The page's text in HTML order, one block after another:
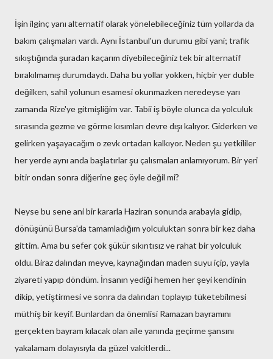
İşin ilginç yanı alternatif olarak yönelebileceğiniz tüm yollarda da
bakım çalışmaları vardı. Aynı İstanbul'un durumu gibi yani; trafik
sıkıştığında şuradan kaçarım diyebileceğiniz tek bir alternatif
bırakılmamış durumdaydı. Daha bu yollar yokken, hiçbir yer duble
değilken, sahil yolunun esamesi okunmazken neredeyse yarı
zamanda Rize'ye gitmişliğim var. Tabii iş böyle olunca da yolculuk
sırasında gezme ve görme kısımları devre dışı kalıyor. Giderken ve
gelirken yaşayacağım o zevk ortadan kalkıyor. Neden şu yetkililer
her yerde aynı anda başlatırlar şu çalısmaları anlamıyorum. Bir yeri
bitir ondan sonra diğerine geç öyle değil mi?
Neyse bu sene ani bir kararla Haziran sonunda arabayla gidip,
dönüşünü Bursa'da tamamladığım yolculuktan sonra bir kez daha
gittim. Ama bu sefer çok şükür sıkıntısız ve rahat bir yolculuk
oldu. Biraz dalından meyve, kaynağından maden suyu içip, yayla
ziyareti yapıp döndüm. İnsanın yediği hemen her şeyi kendinin
dikip, yetiştirmesi ve sonra da dalından toplayıp tüketebilmesi
müthiş bir keyif. Bunlardan da önemlisi Ramazan bayramını
gerçekten bayram kılacak olan aile yanında geçirme şansını
yakalamam dolayısıyla da güzel vakitlerdi...